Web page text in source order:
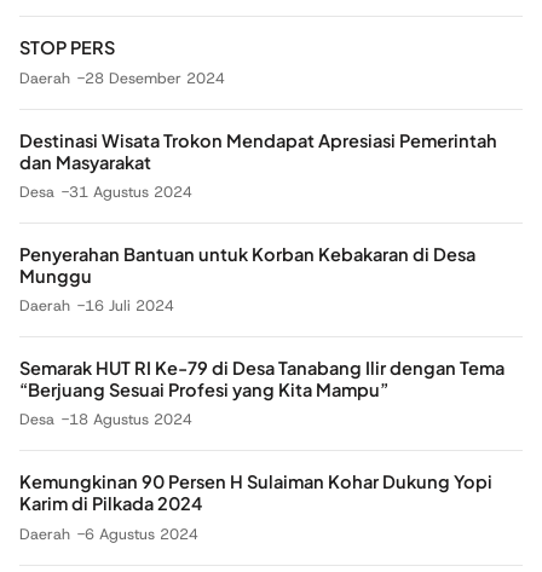
STOP PERS
Daerah 28 Desember 2024
Destinasi Wisata Trokon Mendapat Apresiasi Pemerintah
dan Masyarakat
Desa 31 Agustus 2024
Penyerahan Bantuan untuk Korban Kebakaran di Desa
Munggu
Daerah 16 Juli 2024
Semarak HUT RI Ke-79 di Desa Tanabang Ilir dengan Tema
“Berjuang Sesuai Profesi yang Kita Mampu”
Desa 18 Agustus 2024
Kemungkinan 90 Persen H Sulaiman Kohar Dukung Yopi
Karim di Pilkada 2024
Daerah 6 Agustus 2024